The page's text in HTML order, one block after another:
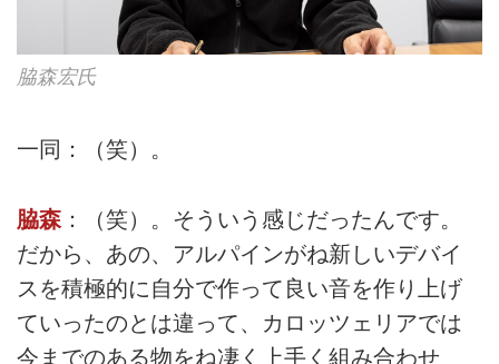
脇森宏氏
一同：（笑）。
脇森 ：（笑）。そういう感じだったんです。
だから、あの、アルパインがね新しいデバイ
スを積極的に自分で作って良い音を作り上げ
ていったのとは違って、カロッツェリアでは
今までのある物をね凄く上手く組み合わせ